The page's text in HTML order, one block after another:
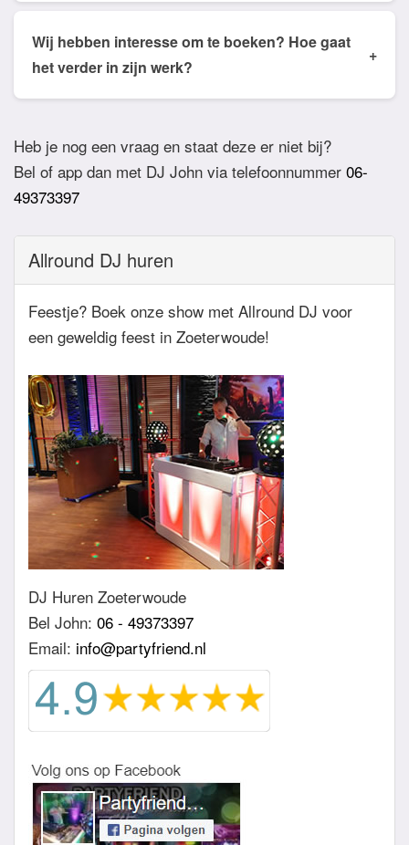
de email of app welke nummers of stijlen jullie niet
willen horen. De DJ houdt daar dan rekening mee.
Wij hebben interesse om te boeken? Hoe gaat
het verder in zijn werk?
+
zodat het feest definitief geboekt is. Wij vragen
overigens geen aanbetaling. Tegen die dat het
feest eraan komt zullen we nog even contact
hebben betreft de muziekwensen en de planning
van de avond. Daarnaast zijn wij altijd bereikbaar
zowel telefonisch, via e-mail of de app.
Heb je nog een vraag en staat deze er niet bij?
Bel of app dan met DJ John via telefoonnummer 06-
49373397
Allround DJ huren
Feestje? Boek onze show met Allround DJ voor
een geweldig feest in Zoeterwoude!
DJ Huren Zoeterwoude
Bel John: 06 - 49373397
Email: info@partyfriend.nl